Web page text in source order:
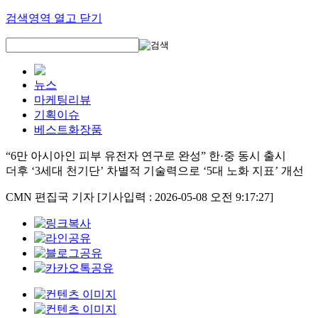
검색영역 열고 닫기
뉴스
마케팅리뷰
기획이슈
베스트화장품
“6만 아시아인 피부 유전자 연구로 완성” 한·중 동시 출시
더후 ‘3세대 천기단’ 차별적 기술력으로 ‘5대 노화 지표’ 개선
CMN 편집국 기자 [기사입력 : 2026-05-08 오전 9:17:27]